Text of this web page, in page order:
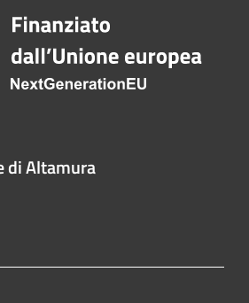
di Altamura